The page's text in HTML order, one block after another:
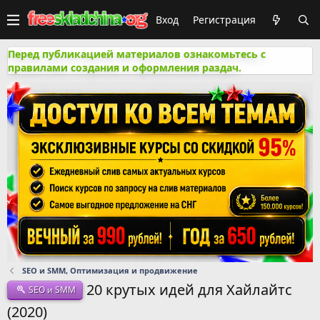
Вход Регистрация
Перед публикацией материалов ознакомьтесь с
правилами создания и оформления раздач.
SEO и SMM, Оптимизация и продвижение
SEO и SMM
20 крутых идей для Хайлайтс
(2020)